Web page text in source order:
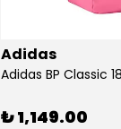
Adidas
₺ 1,149.00